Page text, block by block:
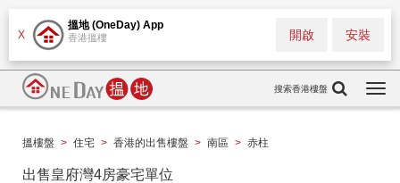
X
搵地 (OneDay) App
香港搵樓 安裝
開啟
搜索香港樓盤
搵樓盤 > 住宅 > 香港的出售樓盤 > 南區 > 赤柱
出售皇府灣4房豪宅單位